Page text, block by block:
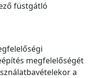
füstgátló
megfelelőségét
a